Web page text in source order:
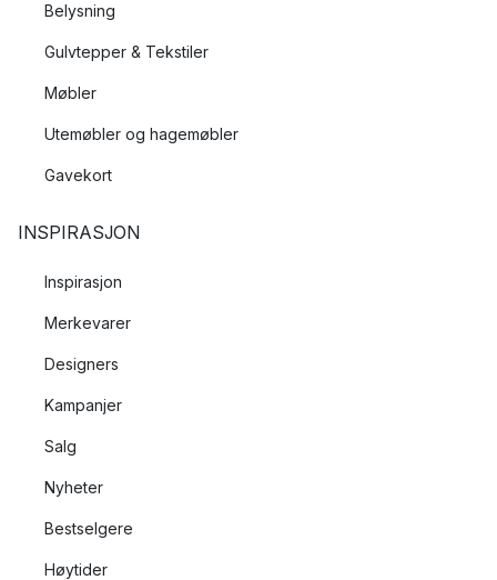
Belysning
Gulvtepper & Tekstiler
Møbler
Utemøbler og hagemøbler
Gavekort
INSPIRASJON
Inspirasjon
Merkevarer
Designers
Kampanjer
Salg
Nyheter
Bestselgere
Høytider